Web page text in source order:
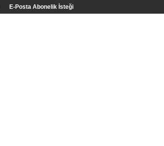
E-Posta Abonelik İsteği